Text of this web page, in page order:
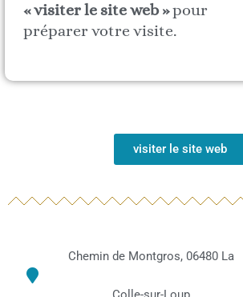
« visiter le site web »pour
préparer votre visite.
visiter le site web
Chemin de Montgros, 06480 La